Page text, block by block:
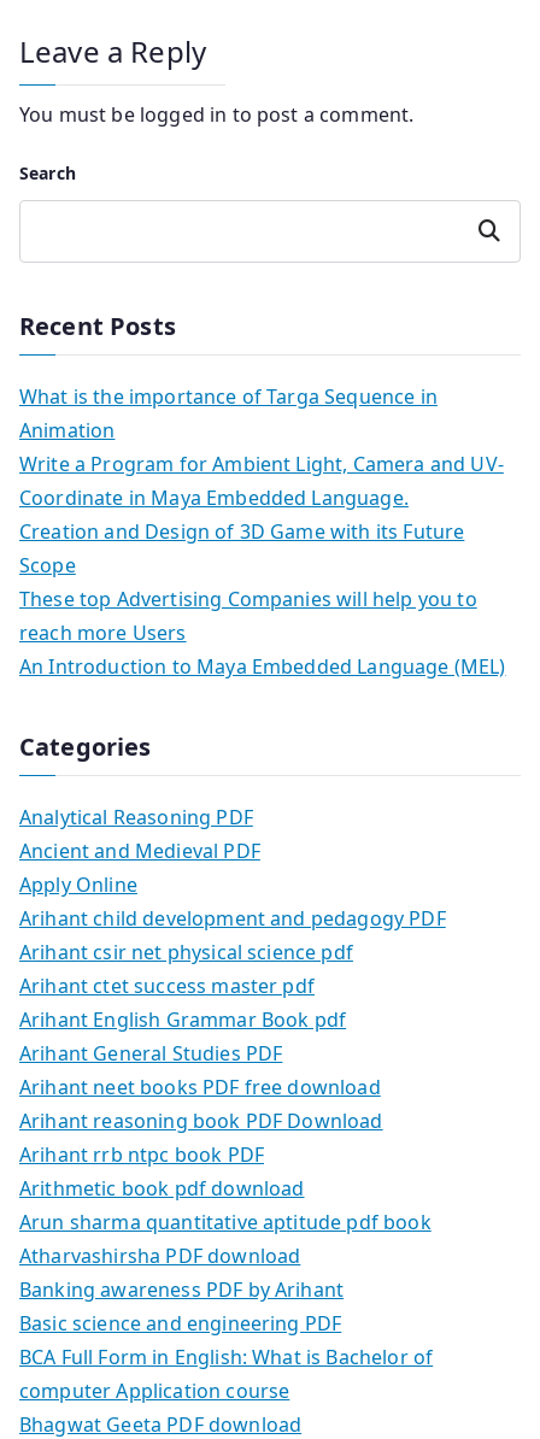
Leave a Reply
You must be logged in to post a comment.
Search
Search
Recent Posts
What is the importance of Targa Sequence in
Animation
Write a Program for Ambient Light, Camera and UV-
Coordinate in Maya Embedded Language.
Creation and Design of 3D Game with its Future
Scope
These top Advertising Companies will help you to
reach more Users
An Introduction to Maya Embedded Language (MEL)
Categories
Analytical Reasoning PDF
Ancient and Medieval PDF
Apply Online
Arihant child development and pedagogy PDF
Arihant csir net physical science pdf
Arihant ctet success master pdf
Arihant English Grammar Book pdf
Arihant General Studies PDF
Arihant neet books PDF free download
Arihant reasoning book PDF Download
Arihant rrb ntpc book PDF
Arithmetic book pdf download
Arun sharma quantitative aptitude pdf book
Atharvashirsha PDF download
Banking awareness PDF by Arihant
Basic science and engineering PDF
BCA Full Form in English: What is Bachelor of
computer Application course
Bhagwat Geeta PDF download